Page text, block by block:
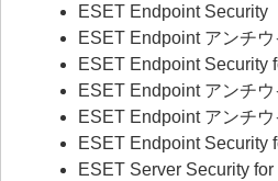
ESET Endpoint Security
ESET Endpoint アンチウ
ESET Endpoint Security
ESET Endpoint アンチ
ESET Endpoint アンチ
ESET Endpoint Security
ESET Server Security